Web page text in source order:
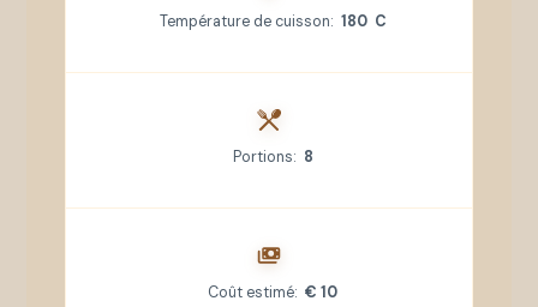
Température de cuisson: 180 C
Portions: 8
Coût estimé: € 10